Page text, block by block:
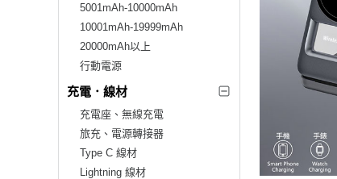
5001mAh-10000mAh
10001mAh-19999mAh
20000mAh以上
行動電源
充電．線材
充電座、無線充電
旅充、電源轉接器
Type C 線材
Lightning 線材